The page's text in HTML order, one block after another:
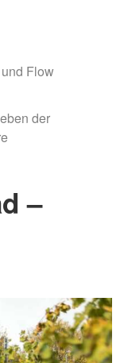
Flow
der
–